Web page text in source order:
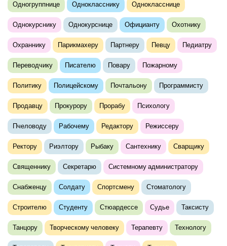
Одногруппнице Однокласснику Однокласснице
Однокурснику Однокурснице Официанту Охотнику
Охраннику Парикмахеру Партнеру Певцу Педиатру
Переводчику Писателю Повару Пожарному
Политику Полицейскому Почтальону Программисту
Продавцу Прокурору Прорабу Психологу
Пчеловоду Рабочему Редактору Режиссеру
Ректору Риэлтору Рыбаку Сантехнику Сварщику
Священнику Секретарю Системному администратору
Снабженцу Солдату Спортсмену Стоматологу
Строителю Студенту Стюардессе Судье Таксисту
Танцору Творческому человеку Терапевту Технологу